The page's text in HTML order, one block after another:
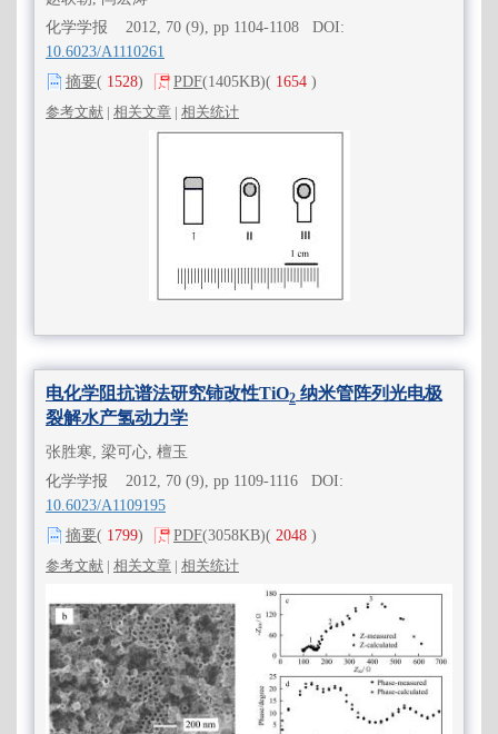
化学学报 2012, 70 (9), pp 1104-1108 DOI:
10.6023/A1110261
摘要( 1528) PDF(1405KB)( 1654 )
参考文献 | 相关文章 | 相关统计
电化学阻抗谱法研究铈改性TiO2 纳米管阵列光电极
裂解水产氢动力学
张胜寒, 梁可心, 檀玉
化学学报 2012, 70 (9), pp 1109-1116 DOI:
10.6023/A1109195
摘要( 1799) PDF(3058KB)( 2048 )
参考文献 | 相关文章 | 相关统计